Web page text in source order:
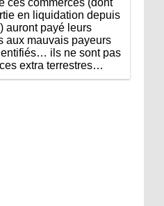
en liquidation depuis
auront payé leurs
aux mauvais payeurs
ils ne sont pas
extra terrestres…